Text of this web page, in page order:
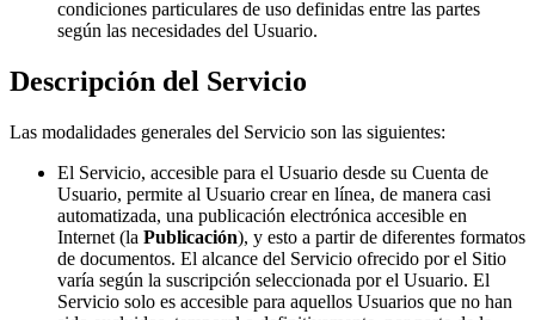
condiciones particulares de uso definidas entre las partes
según las necesidades del Usuario.
Descripción del Servicio
Las modalidades generales del Servicio son las siguientes:
El Servicio, accesible para el Usuario desde su Cuenta de
Usuario, permite al Usuario crear en línea, de manera casi
automatizada, una publicación electrónica accesible en
Internet (la Publicación), y esto a partir de diferentes formatos
de documentos. El alcance del Servicio ofrecido por el Sitio
varía según la suscripción seleccionada por el Usuario. El
Servicio solo es accesible para aquellos Usuarios que no han